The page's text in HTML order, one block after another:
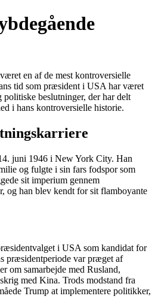
en af de mest kontroversielle
tid som præsident i USA har været
beslutninger, der har delt
i hans kontroversielle historie.
juni 1946 i New York City. Han
og fulgte i sin fars fodspor som
sit imperium gennem
og han blev kendt for sit flamboyante
i USA som kandidat for
præsidentperiode var præget af
om samarbejde med Rusland,
med Kina. Trods modstand fra
Trump at implementere politikker,